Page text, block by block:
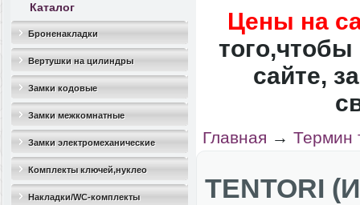
Каталог
Броненакладки
Вертушки на цилиндры
Замки кодовые
Замки межкомнатные
Замки электромеханические
Комплекты ключей,нуклео
Накладки/WC-комплекты
Цены на
того,чтобы
сайте,
Главная → Термин
TENTORI